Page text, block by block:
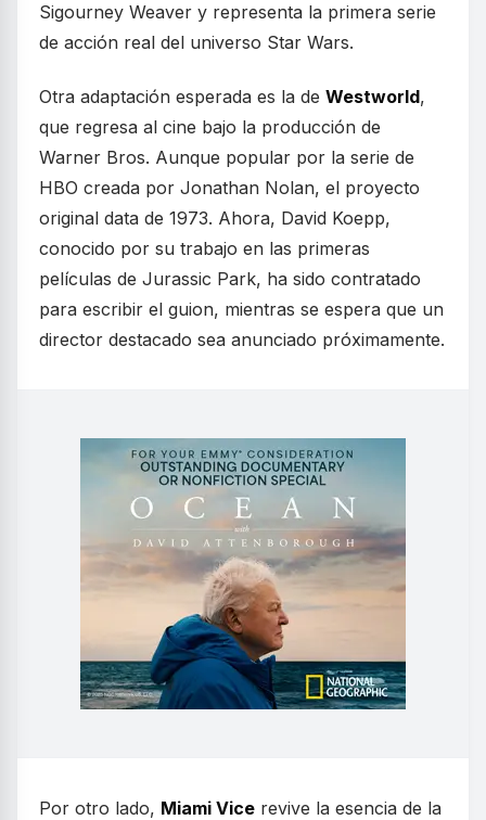
Sigourney Weaver y representa la primera serie
de acción real del universo Star Wars.
Otra adaptación esperada es la de Westworld,
que regresa al cine bajo la producción de
Warner Bros. Aunque popular por la serie de
HBO creada por Jonathan Nolan, el proyecto
original data de 1973. Ahora, David Koepp,
conocido por su trabajo en las primeras
películas de Jurassic Park, ha sido contratado
para escribir el guion, mientras se espera que un
director destacado sea anunciado próximamente.
Por otro lado, Miami Vice revive la esencia de la